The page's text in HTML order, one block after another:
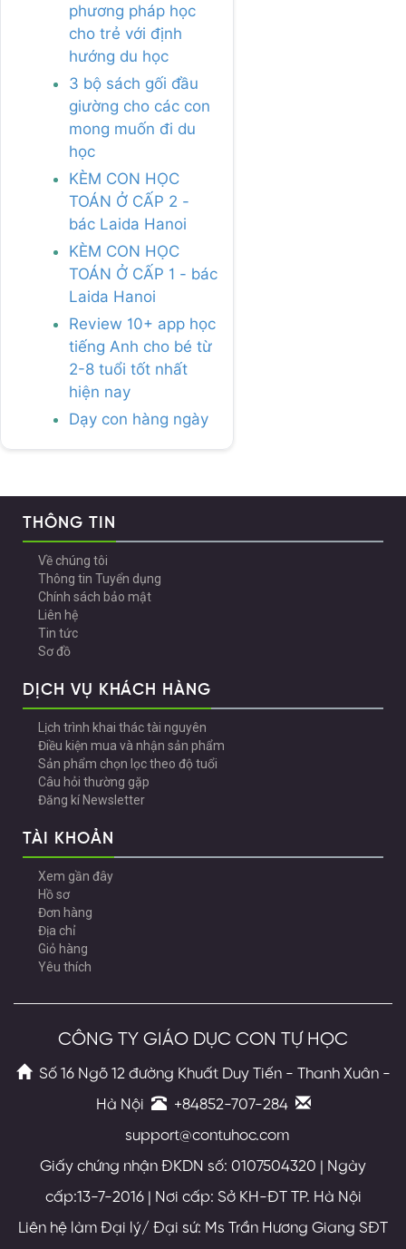
phương pháp học
cho trẻ với định
hướng du học
3 bộ sách gối đầu
giường cho các con
mong muốn đi du
học
KÈM CON HỌC
TOÁN Ở CẤP 2 -
bác Laida Hanoi
KÈM CON HỌC
TOÁN Ở CẤP 1 - bác
Laida Hanoi
Review 10+ app học
tiếng Anh cho bé từ
2-8 tuổi tốt nhất
hiện nay
Dạy con hàng ngày
THÔNG TIN
Về chúng tôi
Thông tin Tuyển dụng
Chính sách bảo mật
Liên hệ
Tin tức
Sơ đồ
DỊCH VỤ KHÁCH HÀNG
Lịch trình khai thác tài nguyên
Điều kiện mua và nhận sản phẩm
Sản phẩm chọn lọc theo độ tuổi
Câu hỏi thường gặp
Đăng kí Newsletter
TÀI KHOẢN
Xem gần đây
Hồ sơ
Đơn hàng
Địa chỉ
Giỏ hàng
Yêu thích
CÔNG TY GIÁO DỤC CON TỰ HỌC
Số 16 Ngõ 12 đường Khuất Duy Tiến - Thanh Xuân -
Hà Nội
+84852-707-284
support@contuhoc.com
Giấy chứng nhận ĐKDN số: 0107504320 | Ngày
cấp:13-7-2016 | Nơi cấp: Sở KH-ĐT TP. Hà Nội
Liên hệ làm Đại lý/ Đại sứ: Ms Trần Hương Giang SĐT